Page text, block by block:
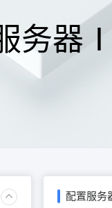
务器
配置服务